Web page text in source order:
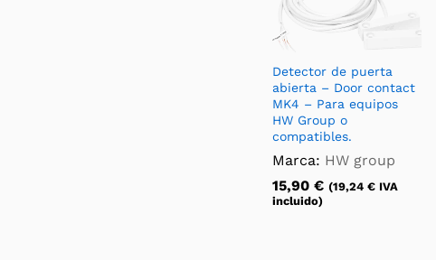
Detector de puerta
abierta – Door contact
MK4 – Para equipos
HW Group o
compatibles.
Marca: HW group
15,90 € (19,24 €IVA
incluido)